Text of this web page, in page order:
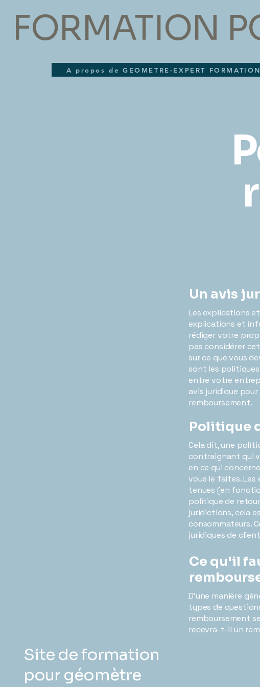
FORMATION
A propos de GEOMETRE-EXPERT FORMATION
Un avis
Les explications
explications et
rédiger votre
pas considérer
sur ce que vous
sont les
entre votre
avis juridique
remboursement.
Politique
Cela dit, une
contraignant qui
en ce qui
vous le faites.
tenues (en
politique de
juridictions, cela
consommateurs.
juridiques de
Ce qu'il
D'une manière
types de
remboursement
recevra-t-il un
Site de formation
pour géomètre